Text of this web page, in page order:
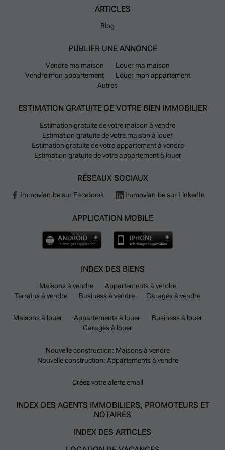
ARTICLES
Blog
PUBLIER UNE ANNONCE
Vendre ma maison
Louer ma maison
Vendre mon appartement
Louer mon appartement
Autres
ESTIMATION GRATUITE DE VOTRE BIEN IMMOBILIER
Estimation gratuite de votre maison à vendre
Estimation gratuite de votre maison à louer
Estimation gratuite de votre appartement à vendre
Estimation gratuite de votre appartement à louer
RÉSEAUX SOCIAUX
Immovlan.be sur Facebook Immovlan.be sur LinkedIn
APPLICATION MOBILE
INDEX DES BIENS
Maisons à vendre
Appartements à vendre
Terrains à vendre
Business à vendre Garages à vendre
Maisons à louer Appartements à louer
Business à louer
Garages à louer
Nouvelle construction: Maisons à vendre
Nouvelle construction: Appartements à vendre
Créez votre alerte email
INDEX DES AGENTS IMMOBILIERS, PROMOTEURS ET
NOTAIRES
INDEX DES ARTICLES